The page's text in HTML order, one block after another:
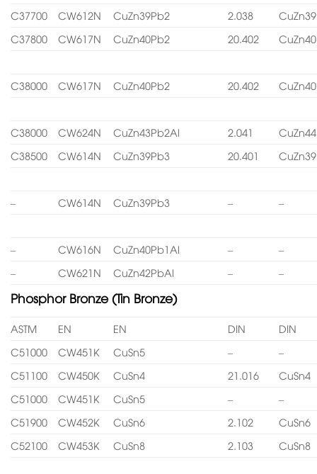
C37700
CW612N CuZn39Pb2 2.038
C37800
CW617N CuZn40Pb2 20.402
C38000 CW617N CuZn40Pb2 20.402
C38000 CW624N CuZn43Pb2Al 2.041
C38500
CW614N CuZn39Pb3 20.401
– CW614N CuZn39Pb3 – –
– CW616N CuZn40Pb1Al –
–
–
CW621N CuZn42PbAl – –
Phosphor Bronze (Tin Bronze)
ASTM EN EN DIN
DIN
C51000
CW451K CuSn5 –
–
C51100
CW450K CuSn4 21.016
CuSn4
C51000
CW451K CuSn5 –
–
C51900
CW452K CuSn6 2.102
CuSn6
C52100
CW453K CuSn8 2.103 CuSn8